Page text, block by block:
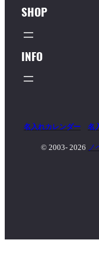
SHOP
INFO
名入れカレンダー 名
© 2003- 2026 ノ